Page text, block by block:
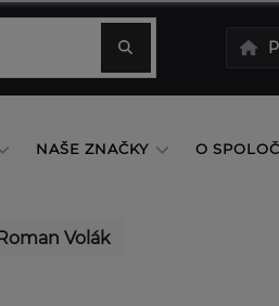
NAŠE ZNAČKY O
Volák